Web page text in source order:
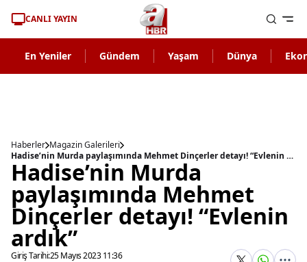
CANLI YAYIN
En Yeniler Gündem Yaşam Dünya
Haberler Magazin Galerileri
Hadise’nin Murda paylaşımında Mehmet Dinçerler detayı! “Evlenin ardık”
Hadise’nin Murda
paylaşımında Mehmet
Dinçerler detayı! “Evlenin
ardık”
Giriş Tarihi:25 Mayıs 2023 11:36